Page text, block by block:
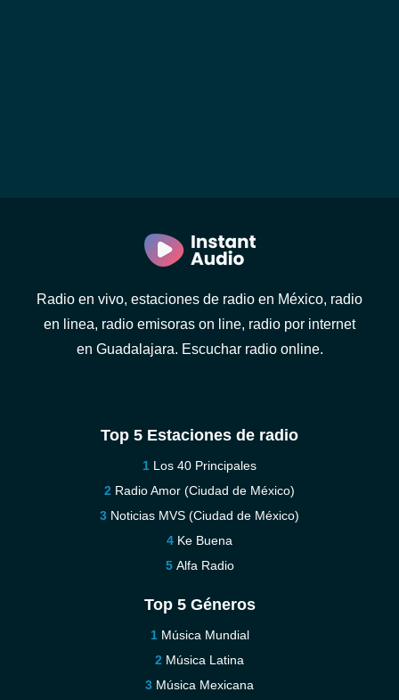
Radio en vivo, estaciones de radio en México, radio
en linea, radio emisoras on line, radio por internet
en Guadalajara. Escuchar radio online.
Top 5 Estaciones de radio
Los 40 Principales
Radio Amor (Ciudad de México)
Noticias MVS (Ciudad de México)
Ke Buena
Alfa Radio
Top 5 Géneros
Música Mundial
Música Latina
Música Mexicana